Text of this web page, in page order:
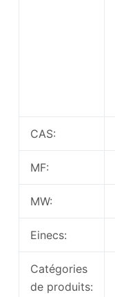
CAS:
MF:
MW:
Einecs:
Catégories
de produits: